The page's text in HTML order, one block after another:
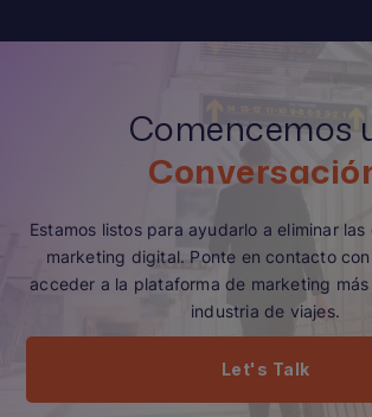
Comencemos
Estamos listos para ayudarlo a eliminar las
marketing digital. Ponte en contacto
acceder a la plataforma de marketing
industria de viajes.
Let's Talk